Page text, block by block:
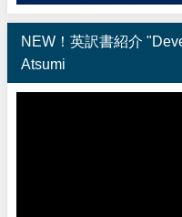
NEW！英訳書紹介
Atsumi